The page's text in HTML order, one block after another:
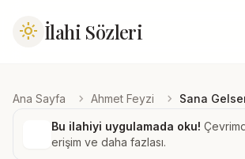
light_mode İlahi Sözleri
Ana Sayfa chevron_right Ahmet Feyzi chevron_right Sana
Bu ilahiyi uygulamada oku!
erişim ve daha fazlası.